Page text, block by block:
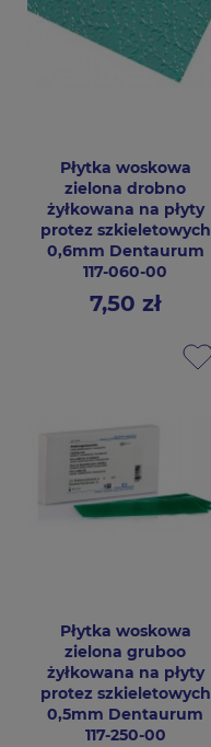
Płytka woskowa
zielona drobno
żyłkowana na płyty
protez szkieletowych
0,6mm Dentaurum
117-060-00
7,50 zł
Płytka woskowa
zielona gruboo
żyłkowana na płyty
protez szkieletowych
0,5mm Dentaurum
117-250-00